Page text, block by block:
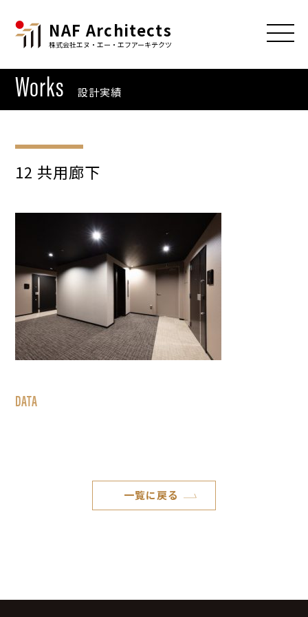
NAF Architects
株式会社エヌ・エー・エフアーキテクツ
Works 設計実績
12 共用廊下
DATA
一覧に戻る